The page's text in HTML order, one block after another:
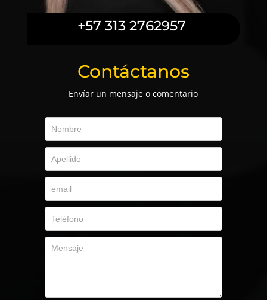
+57 313 2762957
Contáctanos
Envíar un mensaje o comentario